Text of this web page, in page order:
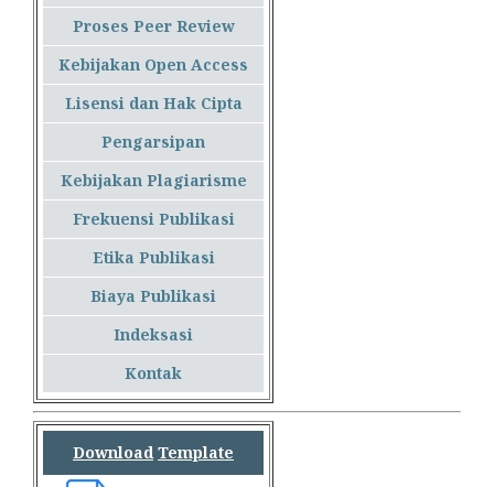
Proses Peer Review
Kebijakan Open Access
Lisensi dan Hak Cipta
Pengarsipan
Kebijakan Plagiarisme
Frekuensi Publikasi
Etika Publikasi
Biaya Publikasi
Indeksasi
Kontak
Download Template